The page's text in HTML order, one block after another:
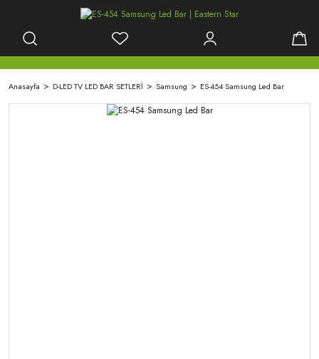
Anasayfa D-LED TV LED BAR SETLERİ Samsung ES-454 Samsung Led Bar